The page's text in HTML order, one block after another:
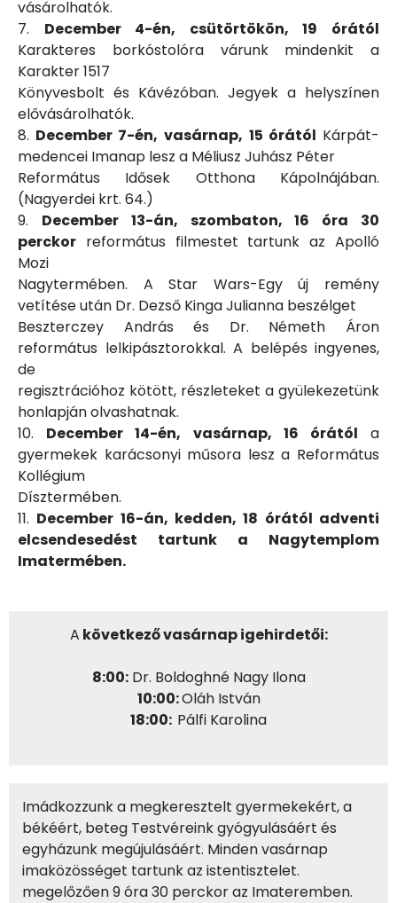
vásárolhatók.
7. December 4-én, csütörtökön, 19 órától
Karakteres borkóstolóra várunk mindenkit a
Karakter 1517
Könyvesbolt és Kávézóban. Jegyek a helyszínen
elővásárolhatók.
8. December 7-én, vasárnap, 15 órától Kárpát-
medencei Imanap lesz a Méliusz Juhász Péter
Református Idősek Otthona Kápolnájában.
(Nagyerdei krt. 64.)
9. December 13-án, szombaton, 16 óra 30
perckor református filmestet tartunk az Apolló
Mozi
Nagytermében. A Star Wars-Egy új remény
vetítése után Dr. Dezső Kinga Julianna beszélget
Beszterczey András és Dr. Németh Áron
református lelkipásztorokkal. A belépés ingyenes,
de
regisztrációhoz kötött, részleteket a gyülekezetünk
honlapján olvashatnak.
10. December 14-én, vasárnap, 16 órától a
gyermekek karácsonyi műsora lesz a Református
Kollégium
Dísztermében.
11. December 16-án, kedden, 18 órától adventi
elcsendesedést tartunk a Nagytemplom
Imatermében.
A következő vasárnap igehirdetői:
8:00:Dr. Boldoghné Nagy Ilona
10:00:Oláh István
18:00: Pálfi Karolina
Imádkozzunk a megkeresztelt gyermekekért, a
békéért, beteg Testvéreink gyógyulásáért és
egyházunk megújulásáért. Minden vasárnap
imaközösséget tartunk az istentisztelet.
megelőzően 9 óra 30 perckor az Imateremben.